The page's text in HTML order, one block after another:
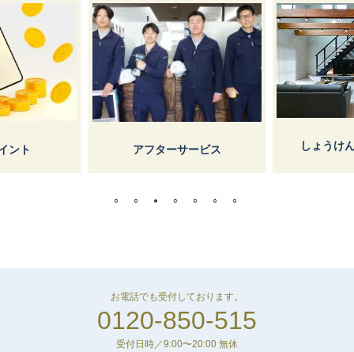
ント アフターサービス しょうけ
お電話でも受付しております。
0120-850-515
受付日時／9:00〜20:00 無休